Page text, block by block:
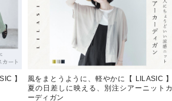
】
風をまとうように、軽やかに【 LILASIC 】
夏の日差しに映える、別注シアーニットカ
ーディガン